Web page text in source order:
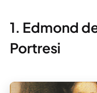
1. Edmond
Portresi